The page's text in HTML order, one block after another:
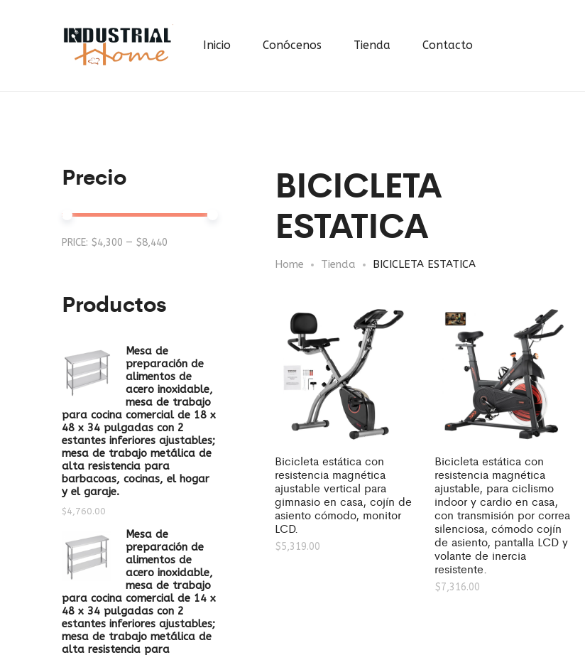
Inicio Conócenos Tienda Contacto
BICICLETA
ESTATICA
Home Tienda BICICLETA ESTATICA
Bicicleta estática con
resistencia magnética
ajustable vertical para
gimnasio en casa, cojín de
asiento cómodo, monitor
LCD.
$5,319.00
Bicicleta estática con
resistencia magnética
ajustable, para ciclismo
indoor y cardio en casa,
con transmisión por correa
silenciosa, cómodo cojín
de asiento, pantalla LCD y
volante de inercia
resistente.
$7,316.00
Precio
PRICE: $4,300 — $8,440
Productos
Mesa de
preparación de
alimentos de
acero inoxidable,
mesa de trabajo
para cocina comercial de 18 x
48 x 34 pulgadas con 2
estantes inferiores ajustables;
mesa de trabajo metálica de
alta resistencia para
barbacoas, cocinas, el hogar
y el garaje.
$4,760.00
Mesa de
preparación de
alimentos de
acero inoxidable,
mesa de trabajo
para cocina comercial de 14 x
48 x 34 pulgadas con 2
estantes inferiores ajustables;
mesa de trabajo metálica de
alta resistencia para